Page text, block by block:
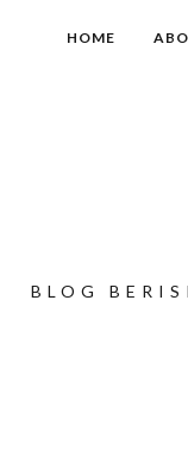
HOME
BLOG